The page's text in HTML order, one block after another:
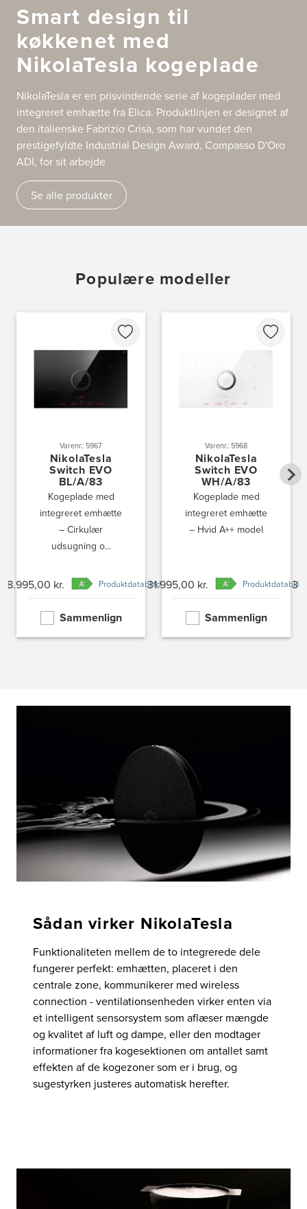
Smart design til
køkkenet med
NikolaTesla kogeplade
NikolaTesla er en prisvindende serie af kogeplader med
integreret emhætte fra Elica. Produktlinjen er designet af
den italienske Fabrizio Crisà, som har vundet den
prestigefyldte Industrial Design Award, Compasso D'Oro
ADI, for sit arbejde
Se alle produkter
Populære modeller
Varenr.: 5967
NikolaTesla
Switch EVO
BL/A/83
Kogeplade med
integreret emhætte
– Cirkulær
udsugning o...
28.995,00 kr. Produktdatablad
Sammenlign
Varenr.: 5968
NikolaTesla
Switch EVO
WH/A/83
Kogeplade med
integreret emhætte
– Hvid A++ model
31.995,00 kr. Produktdatablad
Sammenlign
Sådan virker NikolaTesla
Funktionaliteten mellem de to integrerede dele
fungerer perfekt: emhætten, placeret i den
centrale zone, kommunikerer med wireless
connection - ventilationsenheden virker enten via
et intelligent sensorsystem som aflæser mængde
og kvalitet af luft og dampe, eller den modtager
informationer fra kogesektionen om antallet samt
effekten af de kogezoner som er i brug, og
sugestyrken justeres automatisk herefter.